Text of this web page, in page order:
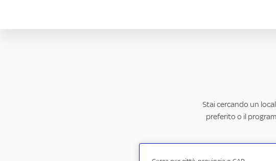
Stai cercando un
preferito o il